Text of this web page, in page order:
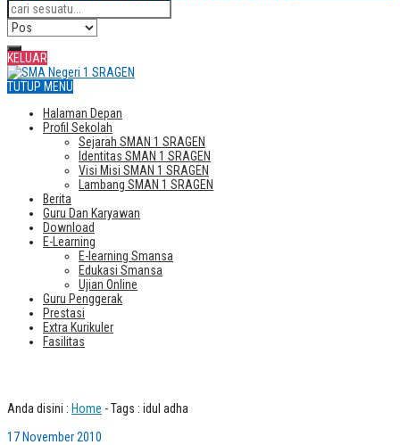
KELUAR
TUTUP MENU
Halaman Depan
Profil Sekolah
Sejarah SMAN 1 SRAGEN
Identitas SMAN 1 SRAGEN
Visi Misi SMAN 1 SRAGEN
Lambang SMAN 1 SRAGEN
Berita
Guru Dan Karyawan
Download
E-Learning
E-learning Smansa
Edukasi Smansa
Ujian Online
Guru Penggerak
Prestasi
Extra Kurikuler
Fasilitas
Anda disini : Home -Tags : idul adha
17 November 2010